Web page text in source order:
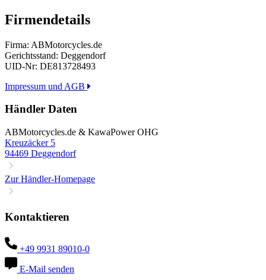
Firmendetails
Firma: ABMotorcycles.de
Gerichtsstand: Deggendorf
UID-Nr: DE813728493
Impressum und AGB
Händler Daten
ABMotorcycles.de & KawaPower OHG
Kreuzäcker 5
94469 Deggendorf
Zur Händler-Homepage
Kontaktieren
+49 9931 89010-0
E-Mail senden